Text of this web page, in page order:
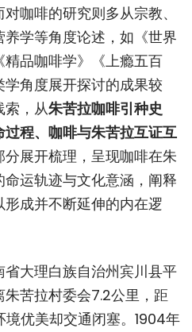
咖啡的研究则多从宗教、
学等角度论述，如《世界
品咖啡学》《上瘾五百
角度展开探讨的成果较
索，从朱苦拉咖啡引种史
程、咖啡与朱苦拉互证互
分展开梳理，呈现咖啡在朱
运轨迹与文化意涵，阐释
成并不断延伸的内在逻
大理白族自治州宾川县平
苦拉村委会7.2公里，距
优美却交通闭塞。1904年